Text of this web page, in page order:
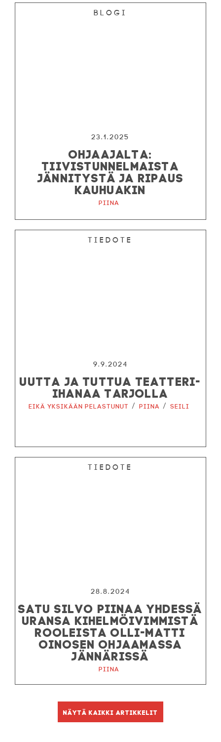
Blogi
23.1.2025
OHJAAJALTA:
TIIVISTUNNELMAISTA
JÄNNITYSTÄ JA RIPAUS
KAUHUAKIN
Piina
Tiedote
9.9.2024
UUTTA JA TUTTUA TEATTERI-
IHANAA TARJOLLA
Eikä yksikään pelastunut / Piina / Seili
Tiedote
28.8.2024
SATU SILVO PIINAA YHDESSÄ
URANSA KIHELMÖIVIMMISTÄ
ROOLEISTA OLLI-MATTI
OINOSEN OHJAAMASSA
JÄNNÄRISSÄ
Piina
Näytä kaikki artikkelit